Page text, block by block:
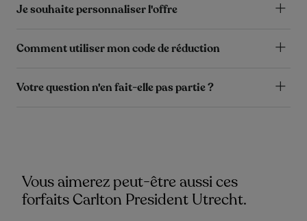
Je souhaite personnaliser l'offre
Comment utiliser mon code de réduction
Votre question n'en fait-elle pas partie ?
Vous aimerez peut-être aussi ces
forfaits Carlton President Utrecht.